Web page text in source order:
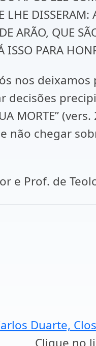
LHE
ARÃO, QUE
ISSO PARA
nos
MORTE”
não chegar
e Prof. de
Duarte,
Clique no